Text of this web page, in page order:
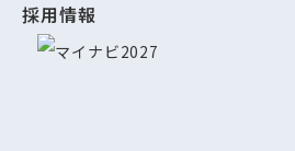
採用情報